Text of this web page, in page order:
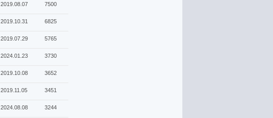
2019.08.07 7500
2019.10.31 6825
2019.07.29 5765
2024.01.23 3730
2019.10.08 3652
2019.11.05 3451
2024.08.08 3244